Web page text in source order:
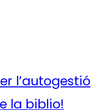
l’autogestió
la biblio!